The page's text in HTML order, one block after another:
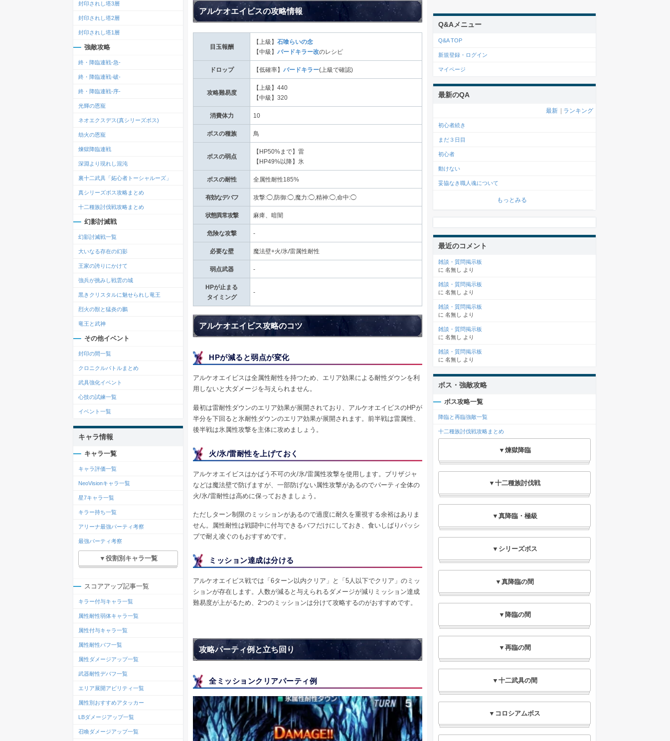
アルケオエイビスの攻略情報
目玉報酬
【上級】 石喰らいの念
【中級】 バードキラー改のレシピ
ドロップ 【低確率】 バードキラー(上級で確認)
攻略難易度
【上級】440
【中級】320
消費体力 10
ボスの種族 鳥
ボスの弱点
【HP50%まで】雷
【HP49%以降】氷
ボスの耐性 全属性耐性185%
有効なデバフ 攻撃:◯,防御:◯,魔力:◯,精神:◯,命中:◯
状態異常攻撃 麻痺、暗闇
危険な攻撃 -
必要な壁 魔法壁+火/氷/雷属性耐性
弱点武器 -
HPが止まる
タイミング
-
アルケオエイビス攻略のコツ
HPが減ると弱点が変化
アルケオエイビスは全属性耐性を持つため、エリア効果による耐性ダウンを利
用しないと大ダメージを与えられません。
最初は雷耐性ダウンのエリア効果が展開されており、アルケオエイビスのHPが
半分を下回ると氷耐性ダウンのエリア効果が展開されます。前半戦は雷属性、
後半戦は氷属性攻撃を主体に攻めましょう。
火/氷/雷耐性を上げておく
アルケオエイビスはかばう不可の火/氷/雷属性攻撃を使用します。ブリザジャ
などは魔法壁で防げますが、一部防げない属性攻撃があるのでパーティ全体の
火/氷/雷耐性は高めに保っておきましょう。
ただしターン制限のミッションがあるので過度に耐久を重視する余裕はありま
せん。属性耐性は戦闘中に付与できるバフだけにしておき、食いしばりパッシ
ブで耐え凌ぐのもおすすめです。
ミッション達成は分ける
アルケオエイビス戦では「6ターン以内クリア」と「5人以下でクリア」のミッ
ションが存在します。人数が減ると与えられるダメージが減りミッション達成
難易度が上がるため、2つのミッションは分けて攻略するのがおすすめです。
攻略パーティ例と立ち回り
全ミッションクリアパーティ例
封印されし塔3層
封印されし塔2層
封印されし塔1層
強敵攻略
終・降臨連戦-急-
終・降臨連戦-破-
終・降臨連戦-序-
光輝の恩寵
ネオエクスデス(真シリーズボス)
劫火の恩寵
煉獄降臨連戦
深淵より現れし混沌
裏十二武具「妬心者トーシャルーズ」
真シリーズボス攻略まとめ
十二種族討伐戦攻略まとめ
幻影討滅戦
幻影討滅戦一覧
大いなる存在の幻影
王家の誇りにかけて
強兵が挑みし戦雲の城
黒きクリスタルに魅せられし竜王
烈火の獣と猛炎の鵬
竜王と武神
その他イベント
封印の間一覧
クロニクルバトルまとめ
武具強化イベント
心技の試練一覧
イベント一覧
キャラ情報
キャラ一覧
キャラ評価一覧
NeoVisionキャラ一覧
星7キャラ一覧
キラー持ち一覧
アリーナ最強パーティ考察
最強パーティ考察
▼役割別キャラ一覧
スコアアップ記事一覧
キラー付与キャラ一覧
属性耐性弱体キャラ一覧
属性付与キャラ一覧
属性耐性バフ一覧
属性ダメージアップ一覧
武器耐性デバフ一覧
エリア展開アビリティ一覧
属性別おすすめアタッカー
LBダメージアップ一覧
召喚ダメージアップ一覧
Q&Aメニュー
Q&A TOP
新規登録・ログイン
マイページ
最新のQA
最新 ランキング
初心者続き
まだ３日目
初心者
動けない
妥協なき職人魂について
もっとみる
最近のコメント
雑談・質問掲示板
に 名無し より
雑談・質問掲示板
に 名無し より
雑談・質問掲示板
に 名無し より
雑談・質問掲示板
に 名無し より
雑談・質問掲示板
に 名無し より
ボス・強敵攻略
ボス攻略一覧
降臨と再臨強敵一覧
十二種族討伐戦攻略まとめ
▼煉獄降臨
▼十二種族討伐戦
▼真降臨・極級
▼シリーズボス
▼真降臨の間
▼降臨の間
▼再臨の間
▼十二武具の間
▼コロシアムボス